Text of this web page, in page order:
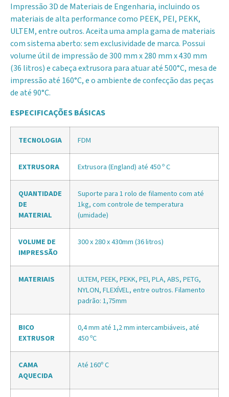
Impressão 3D de Materiais de Engenharia, incluindo os
materiais de alta performance como PEEK, PEI, PEKK,
ULTEM, entre outros. Aceita uma ampla gama de materiais
com sistema aberto: sem exclusividade de marca. Possui
volume útil de impressão de 300 mm x 280 mm x 430 mm
(36 litros) e cabeça extrusora para atuar até 500°C, mesa de
impressão até 160°C, e o ambiente de confecção das peças
de até 90°C.
ESPECIFICAÇÕES BÁSICAS
TECNOLOGIA FDM
EXTRUSORA Extrusora (England) até 450 º C
QUANTIDADE
DE
MATERIAL
Suporte para 1 rolo de filamento com até
1kg, com controle de temperatura
(umidade)
VOLUME DE
IMPRESSÃO
300 x 280 x 430mm (36 litros)
MATERIAIS
ULTEM, PEEK, PEKK, PEI, PLA, ABS, PETG,
NYLON, FLEXÍVEL, entre outros. Filamento
padrão: 1,75mm
BICO
EXTRUSOR
0,4 mm até 1,2 mm intercambiáveis, até
450 ºC
CAMA
AQUECIDA
Até 160º C